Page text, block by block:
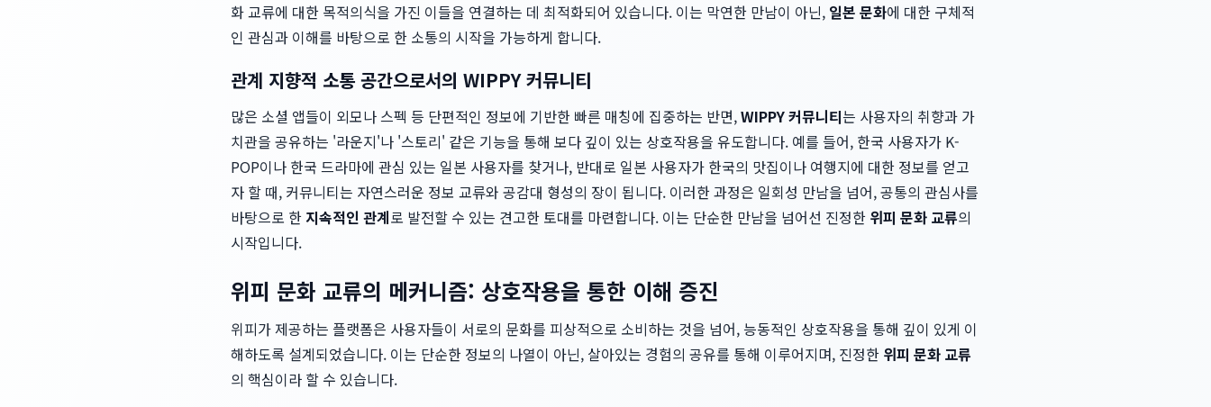
화 교류에 대한 목적의식을 가진 이들을 연결하는 데 최적화되어 있습니다. 이는 막연한 만남이 아닌, 일본 문화에 대한 구체적
인 관심과 이해를 바탕으로 한 소통의 시작을 가능하게 합니다.
관계 지향적 소통 공간으로서의 WIPPY 커뮤니티
많은 소셜 앱들이 외모나 스펙 등 단편적인 정보에 기반한 빠른 매칭에 집중하는 반면,WIPPY 커뮤니티는 사용자의 취향과 가
치관을 공유하는 '라운지'나 '스토리' 같은 기능을 통해 보다 깊이 있는 상호작용을 유도합니다. 예를 들어, 한국 사용자가 K-
POP이나 한국 드라마에 관심 있는 일본 사용자를 찾거나, 반대로 일본 사용자가 한국의 맛집이나 여행지에 대한 정보를 얻고
자 할 때, 커뮤니티는 자연스러운 정보 교류와 공감대 형성의 장이 됩니다. 이러한 과정은 일회성 만남을 넘어, 공통의 관심사를
바탕으로 한지속적인 관계로 발전할 수 있는 견고한 토대를 마련합니다. 이는 단순한 만남을 넘어선 진정한 위피 문화 교류의
시작입니다.
위피 문화 교류의 메커니즘: 상호작용을 통한 이해 증진
위피가 제공하는 플랫폼은 사용자들이 서로의 문화를 피상적으로 소비하는 것을 넘어, 능동적인 상호작용을 통해 깊이 있게 이
해하도록 설계되었습니다. 이는 단순한 정보의 나열이 아닌, 살아있는 경험의 공유를 통해 이루어지며, 진정한 위피 문화 교류
의 핵심이라 할 수 있습니다.